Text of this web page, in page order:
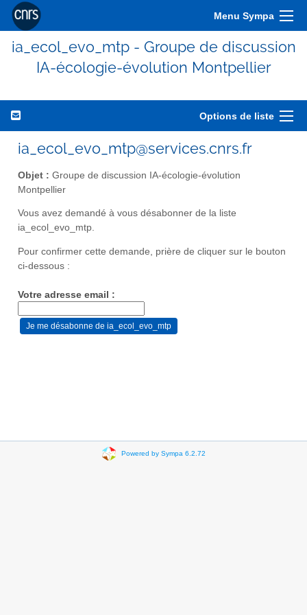
Menu Sympa
ia_ecol_evo_mtp - Groupe de discussion
IA-écologie-évolution Montpellier
Options de liste
ia_ecol_evo_mtp@services.cnrs.fr
Objet : Groupe de discussion IA-écologie-évolution
Montpellier
Vous avez demandé à vous désabonner de la liste
ia_ecol_evo_mtp.
Pour confirmer cette demande, prière de cliquer sur le bouton
ci-dessous :
Votre adresse email :
Powered by Sympa 6.2.72